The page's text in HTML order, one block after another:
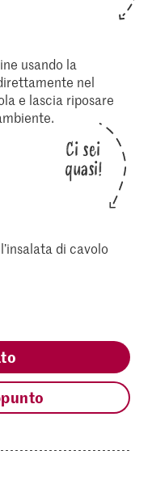
usando la
nel
e lascia riposare
Ci sei
quasi!
di cavolo